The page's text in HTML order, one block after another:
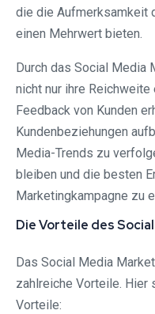
die die Aufmerksamkeit
einen Mehrwert bieten.
Durch das Social Media
nicht nur ihre
Feedback von Kunden
Kundenbeziehungen
Media-Trends zu
bleiben und die besten
Marketingkampagne zu
Die Vorteile des
Das Social Media
zahlreiche Vorteile. Hier
Vorteile: